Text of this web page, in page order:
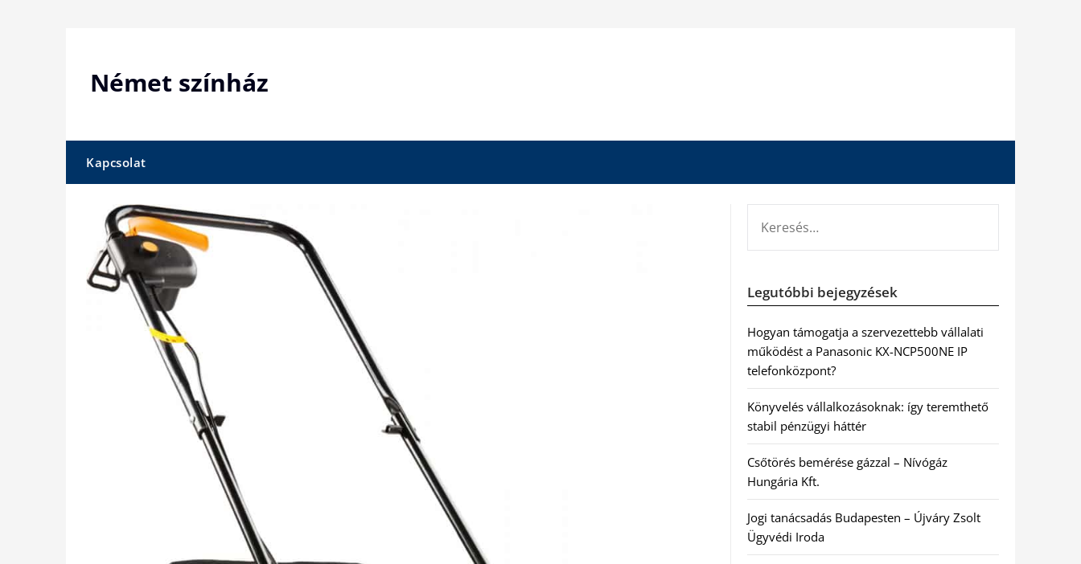
Német színház
Kapcsolat
Legutóbbi bejegyzések
Hogyan támogatja a szervezettebb vállalati
működést a Panasonic KX-NCP500NE IP
telefonközpont?
Könyvelés vállalkozásoknak: így teremthető
stabil pénzügyi háttér
Csőtörés bemérése gázzal – Nívógáz
Hungária Kft.
Jogi tanácsadás Budapesten – Újváry Zsolt
Ügyvédi Iroda